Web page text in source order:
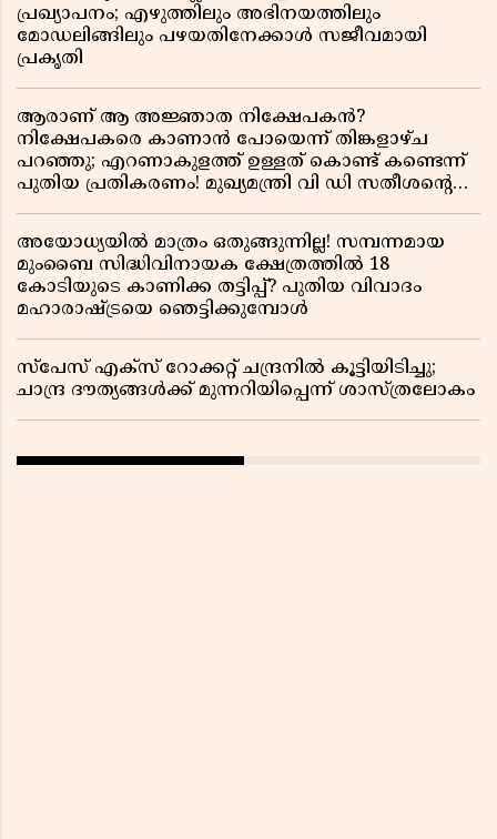
പ്രഖ്യാപനം; എഴുത്തിലും അഭിനയത്തിലും
മോഡലിങ്ങിലും പഴയതിനേക്കാൾ സജീവമായി
പ്രകൃതി
ആരാണ് ആ അജ്ഞാത നിക്ഷേപകൻ?
നിക്ഷേപകരെ കാണാൻ പോയെന്ന് തിങ്കളാഴ്ച
പറഞ്ഞു; എറണാകുളത്ത് ഉള്ളത് കൊണ്ട് കണ്ടെന്ന്
പുതിയ പ്രതികരണം! മുഖ്യമന്ത്രി വി ഡി സതീശന്റെ
അയോധ്യയിൽ മാത്രം ഒതുങ്ങുന്നില്ല! സമ്പന്നമായ
മുംബൈ സിദ്ധിവിനായക ക്ഷേത്രത്തിൽ 18
കോടിയുടെ കാണിക്ക തട്ടിപ്പ്? പുതിയ വിവാദം
മഹാരാഷ്ട്രയെ ഞെട്ടിക്കുമ്പോൾ
സ്പേസ് എക്സ് റോക്കറ്റ് ചന്ദ്രനിൽ കൂട്ടിയിടിച്ചു;
ചാന്ദ്ര ദൗത്യങ്ങൾക്ക് മുന്നറിയിപ്പെന്ന് ശാസ്ത്രലോകം ​​​​​​​